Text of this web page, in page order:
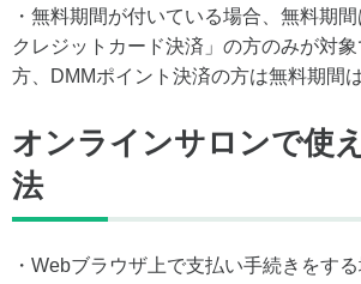
・無料期間が付いている場合、無料期
クレジットカード決済」の方のみが対
方、DMMポイント決済の方は無料期間
オンラインサロンで使
法
・Webブラウザ上で支払い手続きをす